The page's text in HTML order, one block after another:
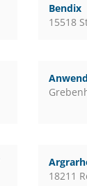
Bendix
15518
18211